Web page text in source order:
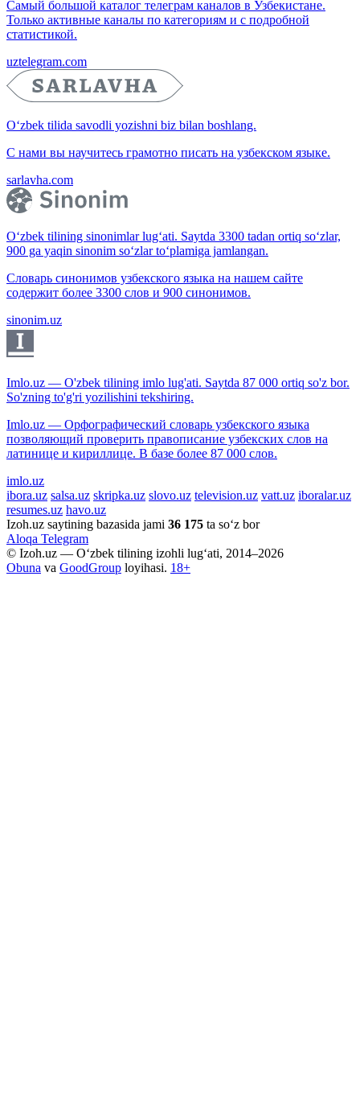
Самый большой каталог телеграм каналов в Узбекистане.
Только активные каналы по категориям и с подробной
статистикой.
uztelegram.com
O‘zbek tilida savodli yozishni biz bilan boshlang.
С нами вы научитесь грамотно писать на узбекском языке.
sarlavha.com
O‘zbek tilining sinonimlar lug‘ati. Saytda 3300 tadan ortiq so‘zlar,
900 ga yaqin sinonim so‘zlar to‘plamiga jamlangan.
Словарь синонимов узбекского языка на нашем сайте
содержит более 3300 слов и 900 синонимов.
sinonim.uz
Imlo.uz — O'zbek tilining imlo lug'ati. Saytda 87 000 ortiq so'z bor.
So'zning to'g'ri yozilishini tekshiring.
Imlo.uz — Орфографический словарь узбекского языка
позволяющий проверить правописание узбекских слов на
латинице и кириллице. В базе более 87 000 слов.
imlo.uz
ibora.uz salsa.uz skripka.uz slovo.uz television.uz vatt.uz iboralar.uz
resumes.uz havo.uz
Izoh.uz saytining bazasida jami 36 175 ta so‘z bor
Aloqa Telegram
© Izoh.uz — O‘zbek tilining izohli lug‘ati, 2014–2026
Obuna va GoodGroup loyihasi. 18+